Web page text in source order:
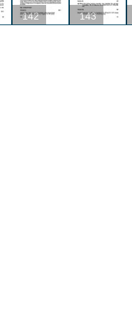
142 143